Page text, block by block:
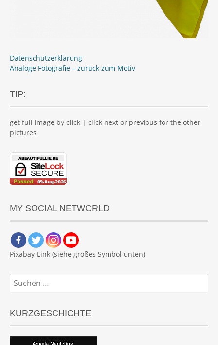
Datenschutzerklärung
Analoge Fotografie – zurück zum Motiv
TIP:
get full image by click | click next or previous for the other
pictures
MY SOCIAL NETWORLD
Pixabay-Link (siehe großes Symbol unten)
Suchen
nach:
KURZGESCHICHTE